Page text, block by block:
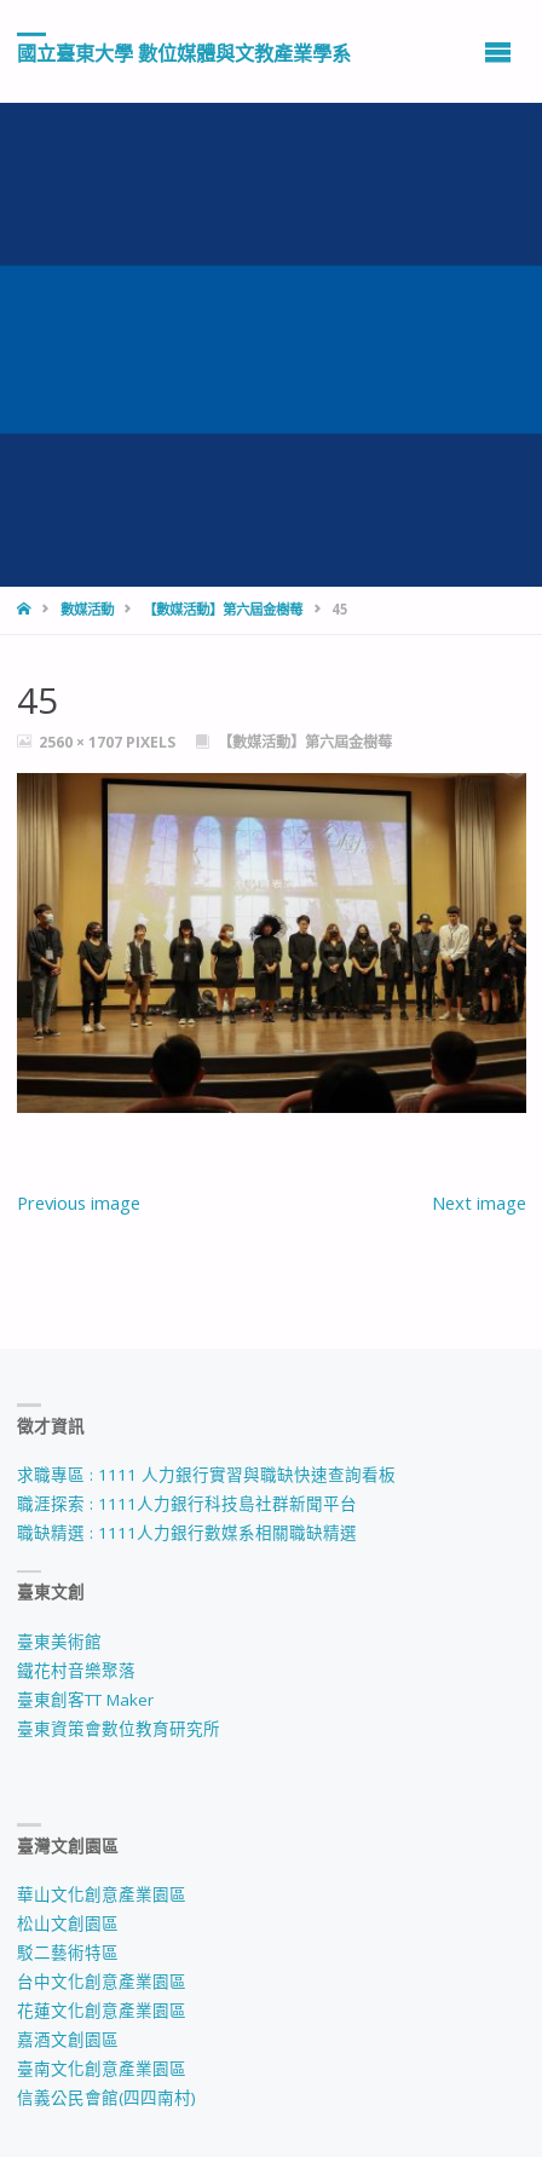
國立臺東大學 數位媒體與文教產業學系
HOME數媒活動 【數媒活動】第六屆金樹莓 45
45
FULL2560 × 1707 PIXELS 【數媒活動】第六屆金樹莓
Previous image Next image
徵才資訊
求職專區 : 1111 人力銀行實習與職缺快速查詢看板
職涯探索 : 1111人力銀行科技島社群新聞平台
職缺精選 : 1111人力銀行數媒系相關職缺精選
臺東文創
臺東美術館
鐵花村音樂聚落
臺東創客TT Maker
臺東資策會數位教育研究所
臺灣文創園區
華山文化創意產業園區
松山文創園區
駁二藝術特區
台中文化創意產業園區
花蓮文化創意產業園區
嘉酒文創園區
臺南文化創意產業園區
信義公民會館(四四南村)